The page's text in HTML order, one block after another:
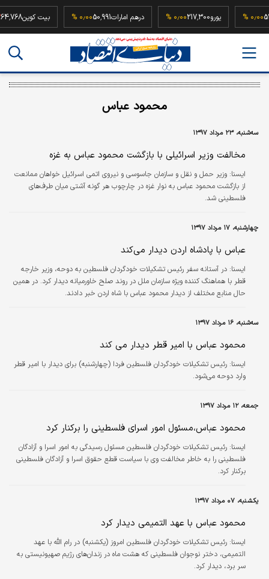
۰٫۰۰ % یورو217,300۰٫۰۰ % درهم امارات50,991۰٫۰۰ % بیت کوین
محمود عباس
سه‌شنبه، ۲۳ مرداد ۱۳۹۷
مخالفت وزیر اسرائیلی با بازگشت محمود عباس به غزه
ايسنا: وزیر حمل و نقل و سازمان جاسوسی و نیروی اتمی اسرائیل خواهان ممانعت
از بازگشت محمود عباس به نوار غزه در چارچوب هر گونه آشتی میان طرف‌های
فلسطینی شد.
چهارشنبه، ۱۷ مرداد ۱۳۹۷
عباس با پادشاه اردن دیدار می‌کند
ايسنا: در آستانه سفر رئیس تشکیلات خودگردان فلسطین به دوحه، وزیر خارجه
قطر با هماهنگ کننده ویژه سازمان ملل در روند صلح خاورمیانه دیدار کرد. در همین
حال منابع مختلف از دیدار محمود عباس با شاه اردن خبر دادند.
سه‌شنبه، ۱۶ مرداد ۱۳۹۷
محمود عباس با امیر قطر دیدار می کند
ايسنا: رئیس تشکیلات خودگردان فلسطین فردا (چهارشنبه) برای دیدار با امیر قطر
وارد دوحه می‌شود.
جمعه، ۱۲ مرداد ۱۳۹۷
محمود عباس،مسئول امور اسرای فلسطینی را برکنار کرد
ايسنا: رئیس تشکیلات خودگردان فلسطین مسئول رسیدگی به امور اسرا و آزادگان
فلسطینی را به خاطر مخالفت وی با سیاست قطع حقوق اسرا و آزادگان فلسطینی
برکنار کرد.
یکشنبه، ۰۷ مرداد ۱۳۹۷
محمود عباس با عهد التمیمی دیدار کرد
ايسنا: رئیس تشکیلات خودگردان فلسطین امروز (یکشنبه) در رام الله با عهد
التمیمی، دختر نوجوان فلسطینی که هشت ماه در زندان‌های رژیم صهیونیستی به
سر برد، دیدار کرد.